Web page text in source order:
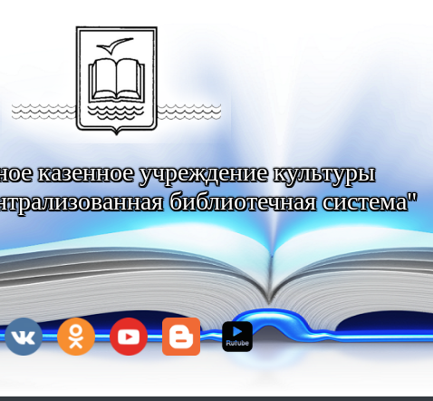
казенное учреждение культуры
библиотечная система"